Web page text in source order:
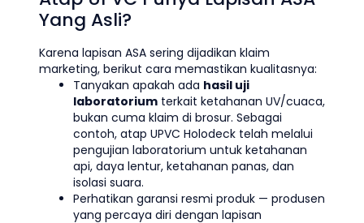
Yang Asli?
Karena lapisan ASA sering dijadikan klaim
marketing, berikut cara memastikan kualitasnya:
Tanyakan apakah ada hasil uji
laboratorium terkait ketahanan UV/cuaca,
bukan cuma klaim di brosur. Sebagai
contoh, atap UPVC Holodeck telah melalui
pengujian laboratorium untuk ketahanan
api, daya lentur, ketahanan panas, dan
isolasi suara.
Perhatikan garansi resmi produk — produsen
yang percaya diri dengan lapisan